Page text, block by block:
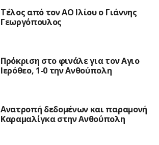
Τέλος από τον ΑΟ Ιλίου ο Γιάννης
Γεωργόπουλος
Πρόκριση στο φινάλε για τον Αγιο
Ιερόθεο, 1-0 την Ανθούπολη
Ανατροπή δεδομένων και παραμονή
Καραμαλίγκα στην Ανθούπολη